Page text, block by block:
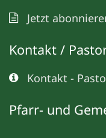
Jetzt
Kontakt /
Kontakt -
Pfarr- und